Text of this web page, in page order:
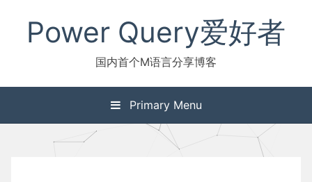
contentPower Query爱好者
国内首个M语言分享博客
Primary Menu